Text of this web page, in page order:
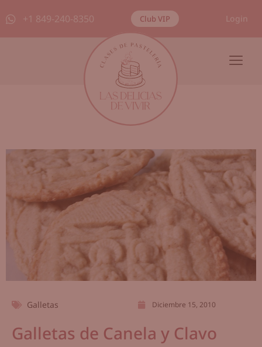
+1 849-240-8350 Club VIP Login
Galletas Diciembre 15, 2010
Galletas de Canela y Clavo